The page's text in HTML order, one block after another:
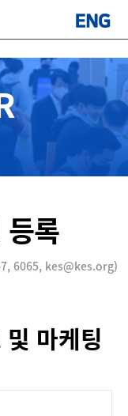
록
6065, kes@kes.org)
마케팅